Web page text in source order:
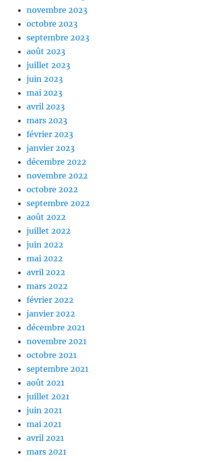
novembre 2023
octobre 2023
septembre 2023
août 2023
juillet 2023
juin 2023
mai 2023
avril 2023
mars 2023
février 2023
janvier 2023
décembre 2022
novembre 2022
octobre 2022
septembre 2022
août 2022
juillet 2022
juin 2022
mai 2022
avril 2022
mars 2022
février 2022
janvier 2022
décembre 2021
novembre 2021
octobre 2021
septembre 2021
août 2021
juillet 2021
juin 2021
mai 2021
avril 2021
mars 2021